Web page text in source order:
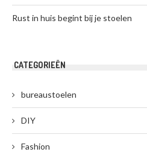
Rust in huis begint bij je stoelen
CATEGORIEËN
bureaustoelen
DIY
Fashion